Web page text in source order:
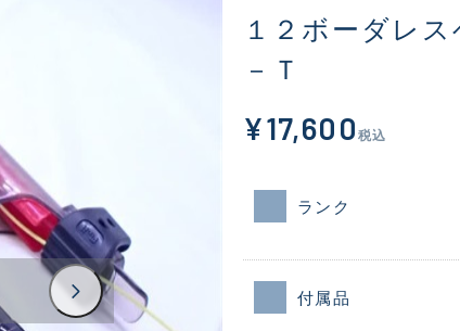
１２ボーダレ
－Ｔ
¥17,600 税込
ランク
付属品